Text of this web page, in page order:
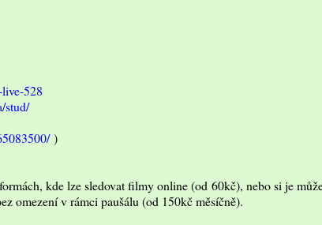
528
stud/
)
kde lze sledovat filmy online (od 60kč), nebo si je
omezení v rámci paušálu (od 150kč měsíčně).